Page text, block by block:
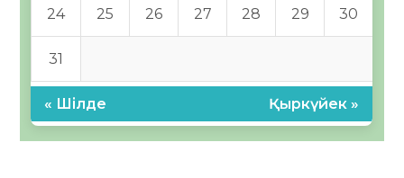
24 25 26 27 28 29 30
31
« Шілде Қыркүйек »